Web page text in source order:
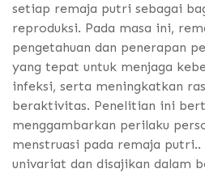
setiap remaja putri sebagai
reproduksi. Pada masa ini,
pengetahuan dan penerapan
yang tepat untuk menjaga
infeksi, serta meningkatkan
beraktivitas. Penelitian ini
menggambarkan perilaku
menstruasi pada remaja putri..
univariat dan disajikan dalam